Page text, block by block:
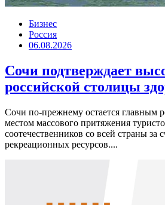
Бизнес
Россия
06.08.2026
Сочи подтверждает
российской столицы
Сочи по-прежнему остается главным
местом массового притяжения
соотечественников со всей страны за
рекреационных ресурсов....